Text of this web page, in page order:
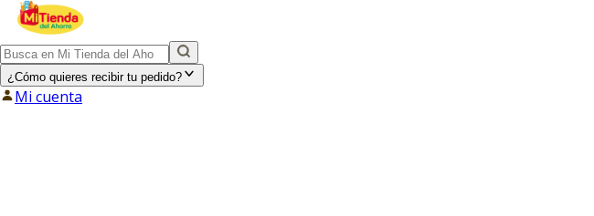
¿Cómo quieres recibir tu pedido?
Mi cuenta